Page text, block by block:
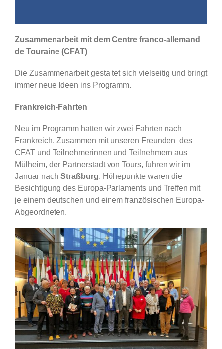
Zusammenarbeit mit dem Centre franco-allemand
de Touraine (CFAT)
Die Zusammenarbeit gestaltet sich vielseitig und bringt
immer neue Ideen ins Programm.
Frankreich-Fahrten
Neu im Programm hatten wir zwei Fahrten nach
Frankreich. Zusammen mit unseren Freunden des
CFAT und Teilnehmerinnen und Teilnehmern aus
Mülheim, der Partnerstadt von Tours, fuhren wir im
Januar nach Straßburg. Höhepunkte waren die
Besichtigung des Europa-Parlaments und Treffen mit
je einem deutschen und einem französischen Europa-
Abgeordneten.